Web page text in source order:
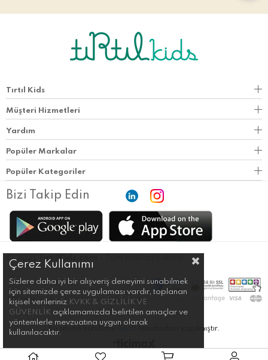
Tırtıl Kids
Müşteri Hizmetleri
Yardım
Popüler Markalar
Popüler Kategoriler
Bizi Takip Edin
© 2021 TirtilKids.com
Bu sitenin kurulumu tarafından yapılmıştır.
Çerez Kullanımı
Sizlere daha iyi bir alışveriş deneyimi sunabilmek
için sitemizde çerez uygulaması vardır, toplanan
kişisel verileriniz KVKK & GİZLİLİK VE
GÜVENLİK açıklamamızda belirtilen amaçlar ve
yöntemlerle mevzuatına uygun olarak
kullanılacaktır.